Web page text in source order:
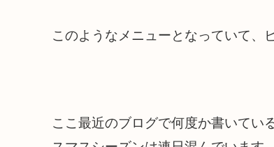
このようなメニューとなっていて、
ここ最近のブログで何度か書いてい